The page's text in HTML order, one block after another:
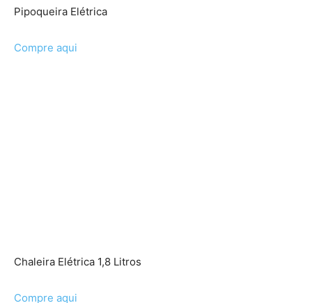
Pipoqueira Elétrica
Compre aqui
Chaleira Elétrica 1,8 Litros
Compre aqui